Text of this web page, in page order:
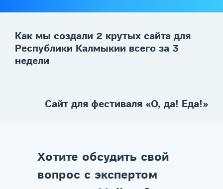
Как мы создали 2 крутых сайта для
Республики Калмыкии всего за 3
недели
Сайт для фестиваля «О, да! Еда!»
Хотите обсудить свой
вопрос с экспертом